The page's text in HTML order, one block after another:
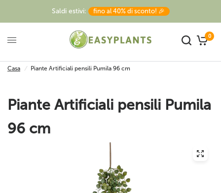
Saldi estivi: fino al 40% di sconto! 🎉
0
Casa / Piante Artificiali pensili Pumila 96 cm
Piante Artificiali pensili Pumila
96 cm